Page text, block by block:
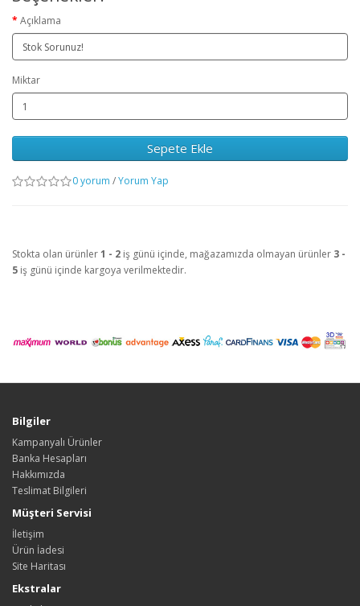
Açıklama
Miktar
Sepete Ekle
0 yorum /Yorum Yap
Stokta olan ürünler1 - 2 iş günü içinde, mağazamızda olmayan ürünler 3 -
5 iş günü içinde kargoya verilmektedir.
Bilgiler
Kampanyalı Ürünler
Banka Hesapları
Hakkımızda
Teslimat Bilgileri
Müşteri Servisi
İletişim
Ürün İadesi
Site Haritası
Ekstralar